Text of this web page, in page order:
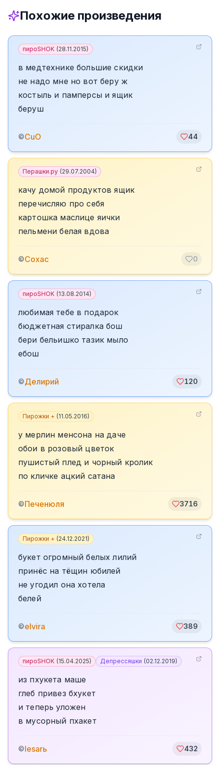
Похожие произведения
пироSHOK (28.11.2015)
в медтехнике большие скидки
не надо мне но вот беру ж
костыль и памперсы и ящик
беруш
©CuO 44
Перашки.ру (29.07.2004)
качу домой продуктов ящик
перечисляю про себя
картошка маслице яички
пельмени белая вдова
©Сохас 0
пироSHOK (13.08.2014)
любимая тебе в подарок
бюджетная стиралка бош
бери бельишко тазик мыло
ебош
©Делирий 120
Пирожки + (11.05.2016)
у мерлин менсона на даче
обои в розовый цветок
пушистый плед и чорный кролик
по кличке ацкий сатана
©Печенюля 3716
Пирожки + (24.12.2021)
букет огромный белых лилий
принёс на тёщин юбилей
не угодил она хотела
белей
©elvira 389
пироSHOK (15.04.2025) Депрессяшки (02.12.2019)
из пхукета маше
глеб привез бхукет
и теперь уложен
в мусорный пхакет
©lesarь 432